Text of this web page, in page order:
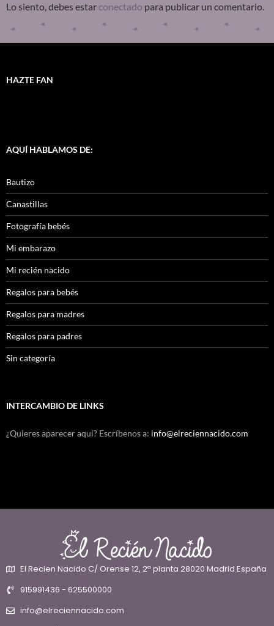
Lo siento, debes estar conectado para publicar un comentario.
HAZTE FAN
AQUÍ HABLAMOS DE:
Bautizo
Canastillas
Fotografía bebés
Mi embarazo
Mi recién nacido
Regalos para bebés
Regalos para madres
Regalos para padres
Sin categoría
INTERCAMBIO DE LINKS
¿Quieres aparecer aquí? Escríbenos a: info@elreciennacido.com
El Recien Nacido C/ Orense 12, 2ª planta 28020 Madrid España
915991436 - 625500000
info@elreciennacido.com